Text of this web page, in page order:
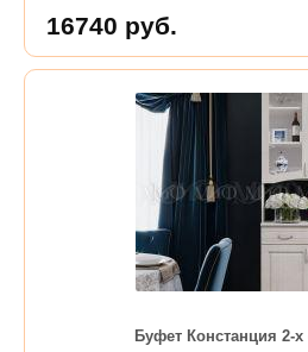
16740 руб.
Буфет Констанция 2-